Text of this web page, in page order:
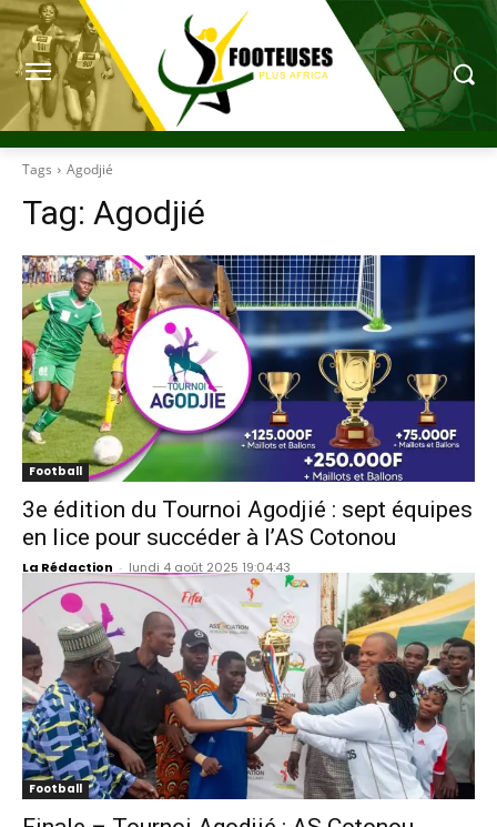
Tags Agodjié
Tag: Agodjié
Football
3e édition du Tournoi Agodjié : sept équipes
en lice pour succéder à l’AS Cotonou
La Rédaction - lundi 4 août 2025 19:04:43
Football